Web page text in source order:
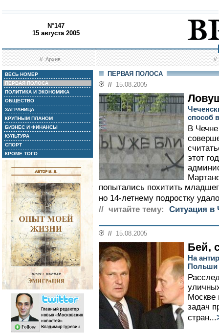
N°147
15 августа 2005
//Архив //
ВЕСЬ НОМЕР
ПЕРВАЯ ПОЛОСА
ПОЛИТИКА И ЭКОНОМИКА
ОБЩЕСТВО
ЗАГРАНИЦА
КРУПНЫМ ПЛАНОМ
БИЗНЕС И ФИНАНСЫ
КУЛЬТУРА
СПОРТ
КРОМЕ ТОГО
ПЕРВАЯ ПОЛОСА
// 15.08.2005
способ
В
этот
попытались похитить
но 14-летнему подростку
// читайте тему:
Ситуация в
// 15.08.2005
Бей,
На
Польши
Москве
задач
стран...